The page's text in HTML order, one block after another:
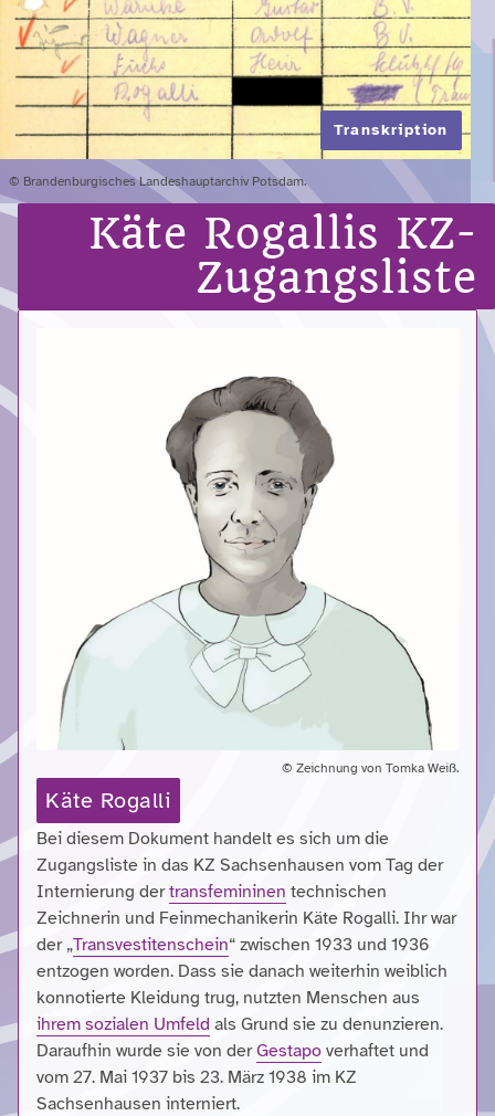
Transkription
© Brandenburgisches Landeshauptarchiv Potsdam.
Käte Rogallis KZ-
Zugangsliste
© Zeichnung von Tomka Weiß.
Käte Rogalli
Bei diesem Dokument handelt es sich um die
Zugangsliste in das KZ Sachsenhausen vom Tag der
Internierung dertransfemininen technischen
Zeichnerin und Feinmechanikerin Käte Rogalli. Ihr war
der „Transvestitenschein“ zwischen 1933 und 1936
entzogen worden. Dass sie danach weiterhin weiblich
konnotierte Kleidung trug, nutzten Menschen aus
ihrem sozialen Umfeld als Grund sie zu denunzieren.
Daraufhin wurde sie von derGestapo verhaftet und
vom 27. Mai 1937 bis 23. März 1938 im KZ
Sachsenhausen interniert.